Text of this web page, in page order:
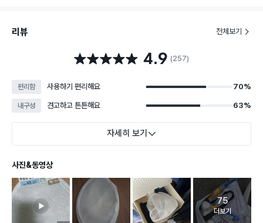
리뷰 전체보기
별점 4.9점 4.9 (257)
편리함 사용하기 편리해요 70%
내구성 견고하고 튼튼해요 63%
자세히 보기
사진&동영상
고객 리뷰
75
더보기